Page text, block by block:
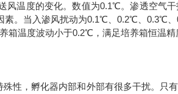
风温度的变化。数值为0.1℃。渗透空气
素。当入渗风扰动为0.1℃、0.2℃、0.3℃
箱温度波动小于0.2℃，满足培养箱恒温
性，孵化器内部和外部有很多干扰。